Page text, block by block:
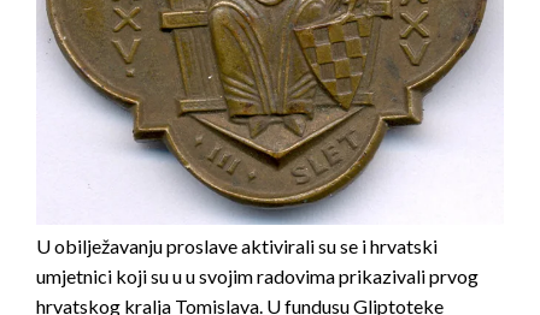
U obilježavanju proslave aktivirali su se i hrvatski
umjetnici koji su u u svojim radovima prikazivali prvog
hrvatskog kralja Tomislava. U fundusu Gliptoteke